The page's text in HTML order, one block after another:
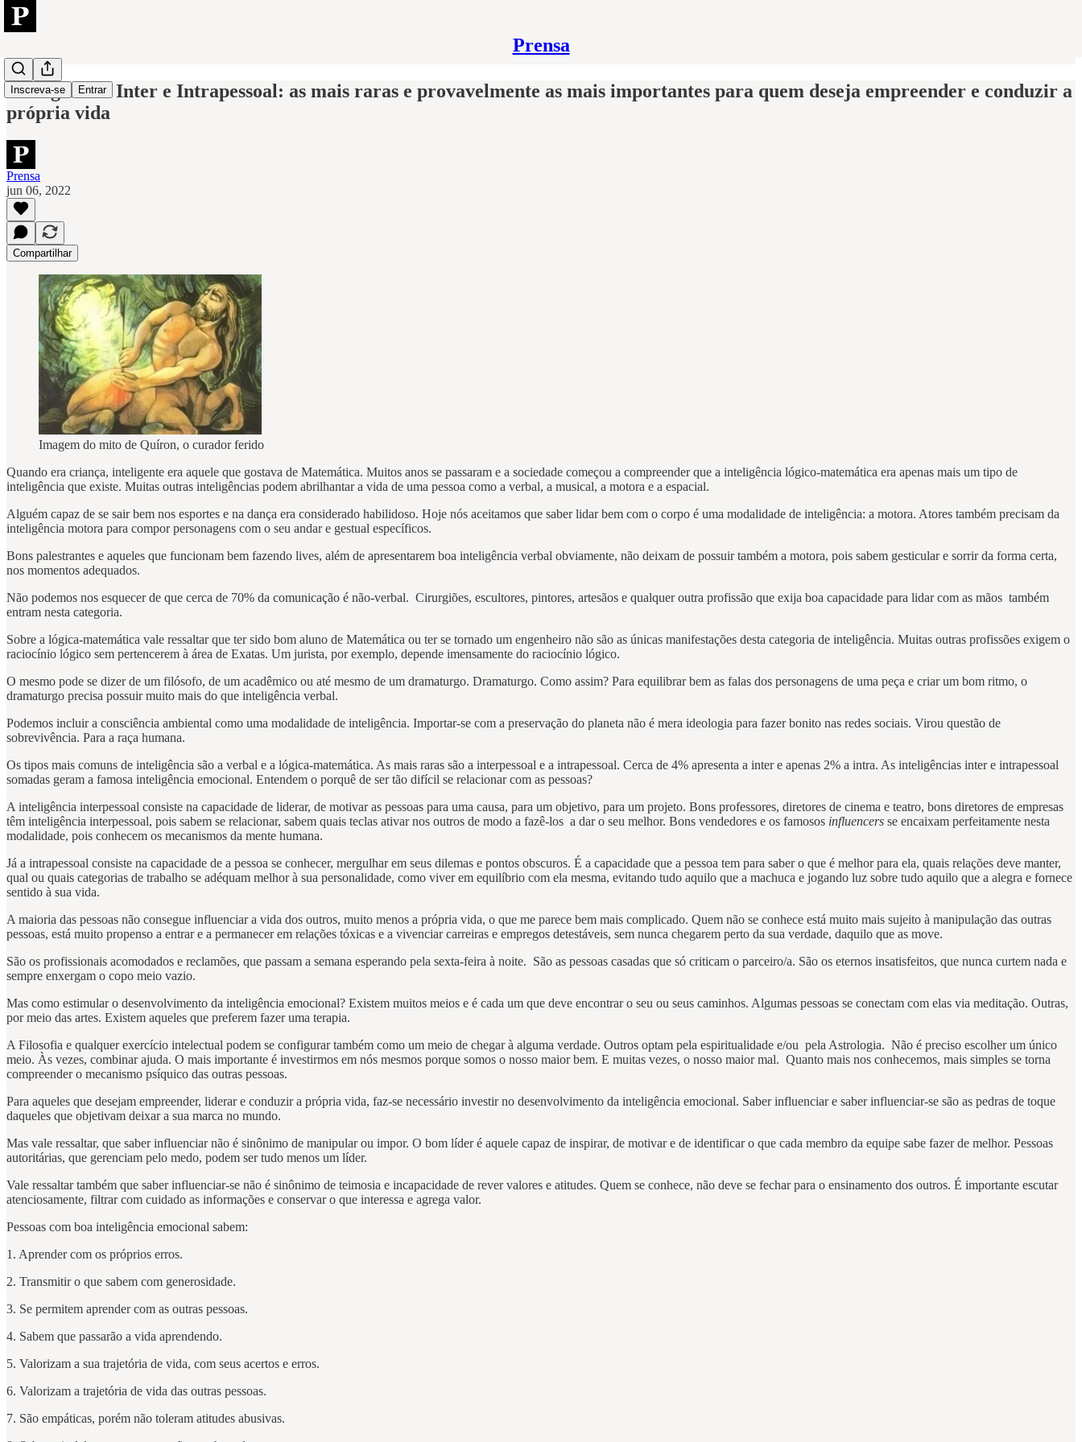
Prensa
Inscreva-se Entrar
Inteligências Inter e Intrapessoal: as mais raras e provavelmente as mais importantes para quem deseja empreender e conduzir a
própria vida
Prensa
jun 06, 2022
Compartilhar
Imagem do mito de Quíron, o curador ferido
Quando era criança, inteligente era aquele que gostava de Matemática. Muitos anos se passaram e a sociedade começou a compreender que a inteligência lógico-matemática era apenas mais um tipo de
inteligência que existe. Muitas outras inteligências podem abrilhantar a vida de uma pessoa como a verbal, a musical, a motora e a espacial.
Alguém capaz de se sair bem nos esportes e na dança era considerado habilidoso. Hoje nós aceitamos que saber lidar bem com o corpo é uma modalidade de inteligência: a motora. Atores também precisam da
inteligência motora para compor personagens com o seu andar e gestual específicos.
Bons palestrantes e aqueles que funcionam bem fazendo lives, além de apresentarem boa inteligência verbal obviamente, não deixam de possuir também a motora, pois sabem gesticular e sorrir da forma certa,
nos momentos adequados.
Não podemos nos esquecer de que cerca de 70% da comunicação é não-verbal. Cirurgiões, escultores, pintores, artesãos e qualquer outra profissão que exija boa capacidade para lidar com as mãos também
entram nesta categoria.
Sobre a lógica-matemática vale ressaltar que ter sido bom aluno de Matemática ou ter se tornado um engenheiro não são as únicas manifestações desta categoria de inteligência. Muitas outras profissões exigem o
raciocínio lógico sem pertencerem à área de Exatas. Um jurista, por exemplo, depende imensamente do raciocínio lógico.
O mesmo pode se dizer de um filósofo, de um acadêmico ou até mesmo de um dramaturgo. Dramaturgo. Como assim? Para equilibrar bem as falas dos personagens de uma peça e criar um bom ritmo, o
dramaturgo precisa possuir muito mais do que inteligência verbal.
Podemos incluir a consciência ambiental como uma modalidade de inteligência. Importar-se com a preservação do planeta não é mera ideologia para fazer bonito nas redes sociais. Virou questão de
sobrevivência. Para a raça humana.
Os tipos mais comuns de inteligência são a verbal e a lógica-matemática. As mais raras são a interpessoal e a intrapessoal. Cerca de 4% apresenta a inter e apenas 2% a intra. As inteligências inter e intrapessoal
somadas geram a famosa inteligência emocional. Entendem o porquê de ser tão difícil se relacionar com as pessoas?
A inteligência interpessoal consiste na capacidade de liderar, de motivar as pessoas para uma causa, para um objetivo, para um projeto. Bons professores, diretores de cinema e teatro, bons diretores de empresas
têm inteligência interpessoal, pois sabem se relacionar, sabem quais teclas ativar nos outros de modo a fazê-los a dar o seu melhor. Bons vendedores e os famosos influencers se encaixam perfeitamente nesta
modalidade, pois conhecem os mecanismos da mente humana.
Já a intrapessoal consiste na capacidade de a pessoa se conhecer, mergulhar em seus dilemas e pontos obscuros. É a capacidade que a pessoa tem para saber o que é melhor para ela, quais relações deve manter,
qual ou quais categorias de trabalho se adéquam melhor à sua personalidade, como viver em equilíbrio com ela mesma, evitando tudo aquilo que a machuca e jogando luz sobre tudo aquilo que a alegra e fornece
sentido à sua vida.
A maioria das pessoas não consegue influenciar a vida dos outros, muito menos a própria vida, o que me parece bem mais complicado. Quem não se conhece está muito mais sujeito à manipulação das outras
pessoas, está muito propenso a entrar e a permanecer em relações tóxicas e a vivenciar carreiras e empregos detestáveis, sem nunca chegarem perto da sua verdade, daquilo que as move.
São os profissionais acomodados e reclamões, que passam a semana esperando pela sexta-feira à noite. São as pessoas casadas que só criticam o parceiro/a. São os eternos insatisfeitos, que nunca curtem nada e
sempre enxergam o copo meio vazio.
Mas como estimular o desenvolvimento da inteligência emocional? Existem muitos meios e é cada um que deve encontrar o seu ou seus caminhos. Algumas pessoas se conectam com elas via meditação. Outras,
por meio das artes. Existem aqueles que preferem fazer uma terapia.
A Filosofia e qualquer exercício intelectual podem se configurar também como um meio de chegar à alguma verdade. Outros optam pela espiritualidade e/ou pela Astrologia. Não é preciso escolher um único
meio. Às vezes, combinar ajuda. O mais importante é investirmos em nós mesmos porque somos o nosso maior bem. E muitas vezes, o nosso maior mal. Quanto mais nos conhecemos, mais simples se torna
compreender o mecanismo psíquico das outras pessoas.
Para aqueles que desejam empreender, liderar e conduzir a própria vida, faz-se necessário investir no desenvolvimento da inteligência emocional. Saber influenciar e saber influenciar-se são as pedras de toque
daqueles que objetivam deixar a sua marca no mundo.
Mas vale ressaltar, que saber influenciar não é sinônimo de manipular ou impor. O bom líder é aquele capaz de inspirar, de motivar e de identificar o que cada membro da equipe sabe fazer de melhor. Pessoas
autoritárias, que gerenciam pelo medo, podem ser tudo menos um líder.
Vale ressaltar também que saber influenciar-se não é sinônimo de teimosia e incapacidade de rever valores e atitudes. Quem se conhece, não deve se fechar para o ensinamento dos outros. É importante escutar
atenciosamente, filtrar com cuidado as informações e conservar o que interessa e agrega valor.
Pessoas com boa inteligência emocional sabem:
1. Aprender com os próprios erros.
2. Transmitir o que sabem com generosidade.
3. Se permitem aprender com as outras pessoas.
4. Sabem que passarão a vida aprendendo.
5. Valorizam a sua trajetória de vida, com seus acertos e erros.
6. Valorizam a trajetória de vida das outras pessoas.
7. São empáticas, porém não toleram atitudes abusivas.